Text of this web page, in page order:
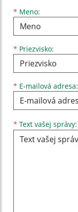
* Meno:
Meno
* Priezvisko:
Priezvisko
* E-mailová adresa:
E-mailová adresa
* Text vašej správy: